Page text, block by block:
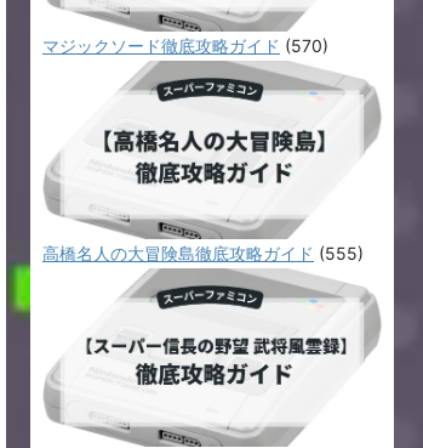
マジックソード徹底攻略ガイド (570)
高橋名人の大冒険島徹底攻略ガイド (555)